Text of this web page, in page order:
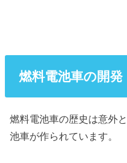
燃料電池車の開発
燃料電池車の歴史は意外
池車が作られています。